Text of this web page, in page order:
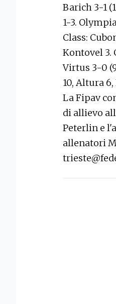
Barich 3-1
1-3.
Class:
Kontovel 3.
Virtus 3-0
10, Altura 6,
La Fipav
di allievo
Peterlin e
allenatori